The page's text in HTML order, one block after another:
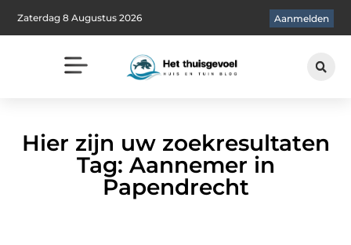
Zaterdag 8 Augustus 2026 Aanmelden
Hier zijn uw zoekresultaten
Tag: Aannemer in
Papendrecht